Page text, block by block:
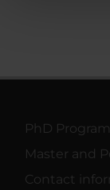
con altre
PhD
Master and
Contact